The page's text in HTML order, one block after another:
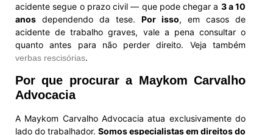
acidente segue o prazo civil — que pode chegar a 3 a 10
anos dependendo da tese. Por isso, em casos de
acidente de trabalho graves, vale a pena consultar o
quanto antes para não perder direito. Veja também
verbas rescisórias.
Por que procurar a Maykom Carvalho
Advocacia
A Maykom Carvalho Advocacia atua exclusivamente do
lado do trabalhador. Somos especialistas em direitos do